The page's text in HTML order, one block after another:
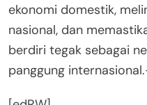
ekonomi domestik,
nasional, dan
berdiri tegak sebagai
panggung